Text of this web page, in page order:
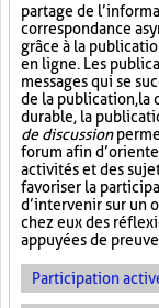
partage de
correspondance
grâce à la
en ligne. Les
messages qui se
de la publication, la
durable, la
de discussion
forum afin
activités et des
favoriser la
d’intervenir sur un
chez eux des
appuyées de
Participation